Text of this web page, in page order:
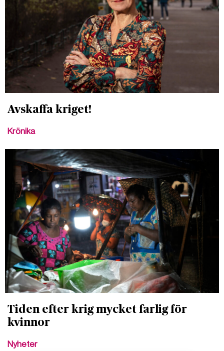
Avskaffa kriget!
Krönika
Tiden efter krig mycket farlig för
kvinnor
Nyheter